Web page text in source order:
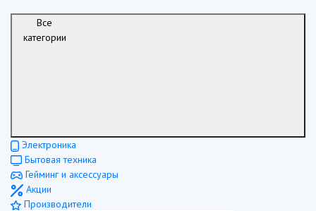
Все
категории
Электроника
Бытовая техника
Гейминг и аксессуары
Акции
Производители